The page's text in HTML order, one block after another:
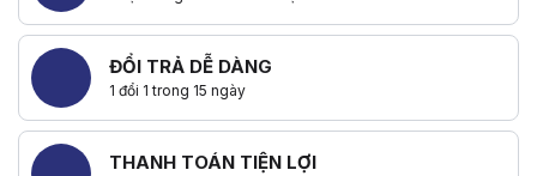
ĐỔI TRẢ DỄ DÀNG
1 đổi 1 trong 15 ngày
THANH TOÁN TIỆN LỢI